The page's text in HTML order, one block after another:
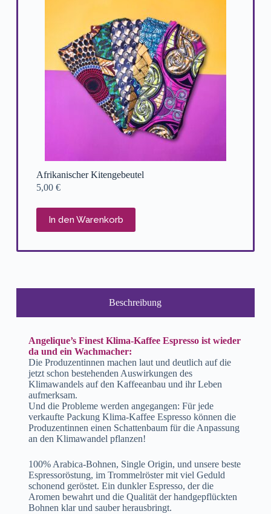
Afrikanischer Kitengebeutel
5,00 €
In den Warenkorb
Beschreibung
Angelique’s Finest Klima-Kaffee Espresso ist wieder
da und ein Wachmacher:
Die Produzentinnen machen laut und deutlich auf die
jetzt schon bestehenden Auswirkungen des
Klimawandels auf den Kaffeeanbau und ihr Leben
aufmerksam.
Und die Probleme werden angegangen: Für jede
verkaufte Packung Klima-Kaffee Espresso können die
Produzentinnen einen Schattenbaum für die Anpassung
an den Klimawandel pflanzen!
100% Arabica-Bohnen, Single Origin, und unsere beste
Espressoröstung, im Trommelröster mit viel Geduld
schonend geröstet. Ein dunkler Espresso, der die
Aromen bewahrt und die Qualität der handgepflückten
Bohnen klar und sauber herausbringt.